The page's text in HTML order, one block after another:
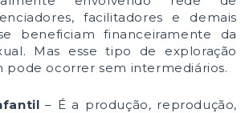
facilitadores e demais
beneficiam financeiramente da
Mas esse tipo de exploração
pode ocorrer sem intermediários.
– É a produção, reprodução,